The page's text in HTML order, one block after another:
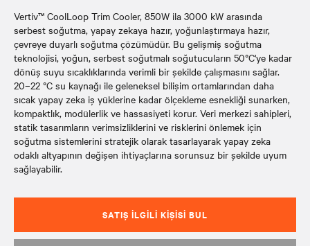
Vertiv™ CoolLoop Trim Cooler, 850W ila 3000 kW arasında
serbest soğutma, yapay zekaya hazır, yoğunlaştırmaya hazır,
çevreye duyarlı soğutma çözümüdür. Bu gelişmiş soğutma
teknolojisi, yoğun, serbest soğutmalı soğutucuların 50°C'ye kadar
dönüş suyu sıcaklıklarında verimli bir şekilde çalışmasını sağlar.
20–22 °C su kaynağı ile geleneksel bilişim ortamlarından daha
sıcak yapay zeka iş yüklerine kadar ölçekleme esnekliği sunarken,
kompaktlık, modülerlik ve hassasiyeti korur. Veri merkezi sahipleri,
statik tasarımların verimsizliklerini ve risklerini önlemek için
soğutma sistemlerini stratejik olarak tasarlayarak yapay zeka
odaklı altyapının değişen ihtiyaçlarına sorunsuz bir şekilde uyum
sağlayabilir.
SATIŞ İLGILI KIŞISI BUL